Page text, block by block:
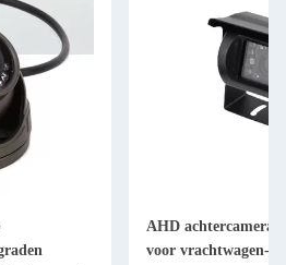
AHD achtercamera
voor vrachtwagen-